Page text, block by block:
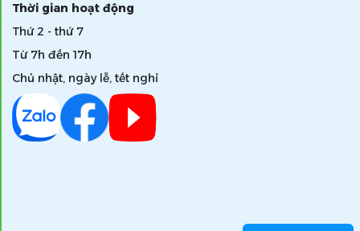
Thời gian hoạt động
Thứ 2 - thứ 7
Từ 7h đến 17h
Chủ nhật, ngày lễ, tết nghỉ